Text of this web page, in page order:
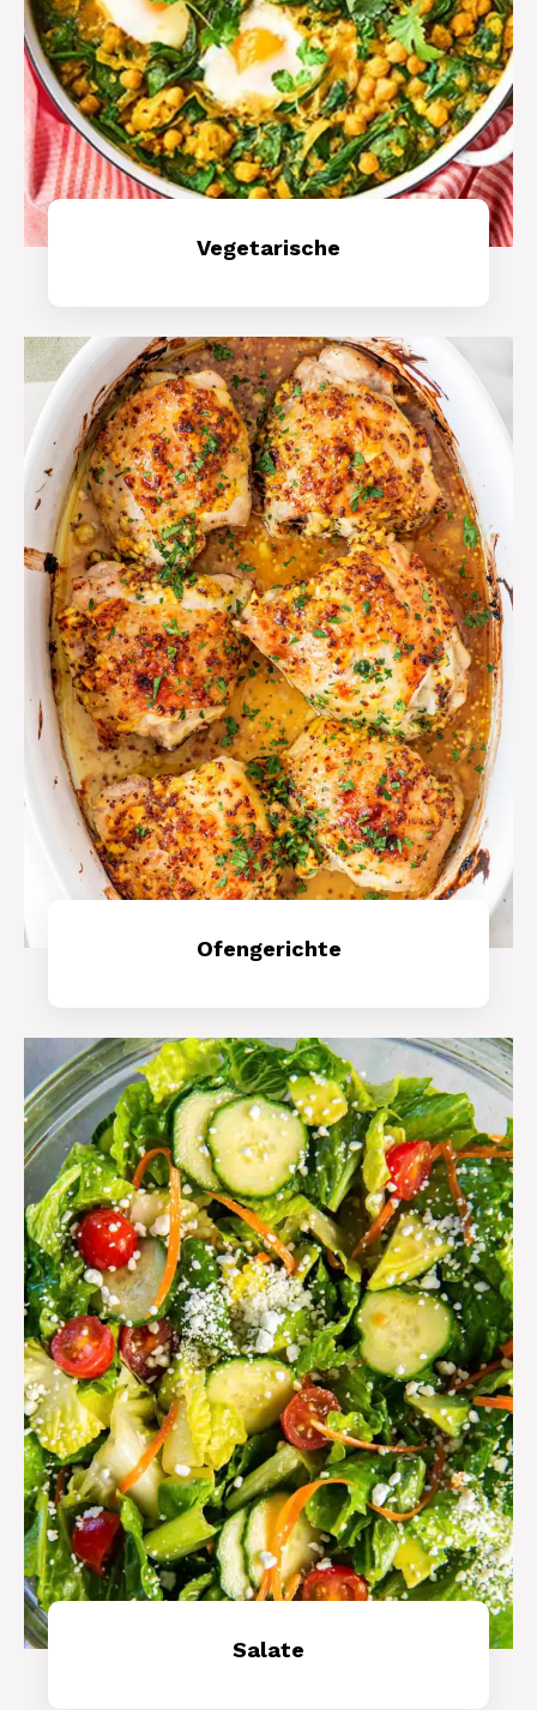
Vegetarische
Ofengerichte
Salate